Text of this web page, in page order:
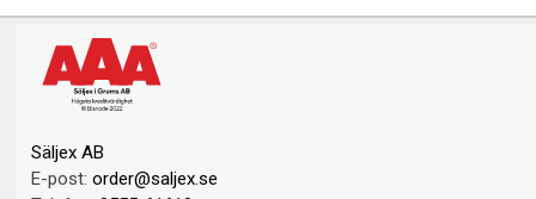
Säljex AB
E-post: order@saljex.se